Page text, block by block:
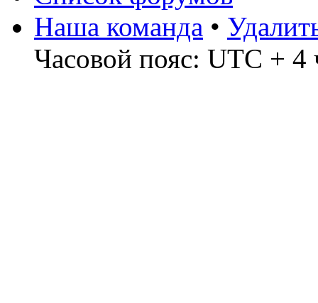
Наша команда •
Часовой пояс: UTC + 4